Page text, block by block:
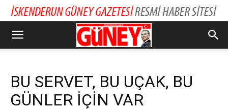
BU SERVET, BU UÇAK, BU
GÜNLER İÇİN VAR